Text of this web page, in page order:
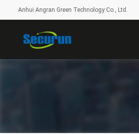
Anhui Angran Green Technology Co., Ltd.